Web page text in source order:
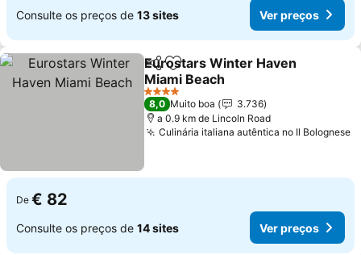
Consulte os preços de 13 sites Ver preços
PartilharAdicionar aos favoritos
Eurostars Winter Haven
Miami Beach
4 Estrelas
8,0 Muito boa
3.736
a 0.9 km de Lincoln Road
Culinária italiana autêntica no Il Bolognese
De € 82
Consulte os preços de 14 sites Ver preços